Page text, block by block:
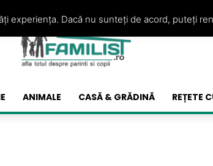
ANIMALE CASĂ & GRĂDINĂ REȚETE
experiența. Dacă nu sunteți de acord, puteți